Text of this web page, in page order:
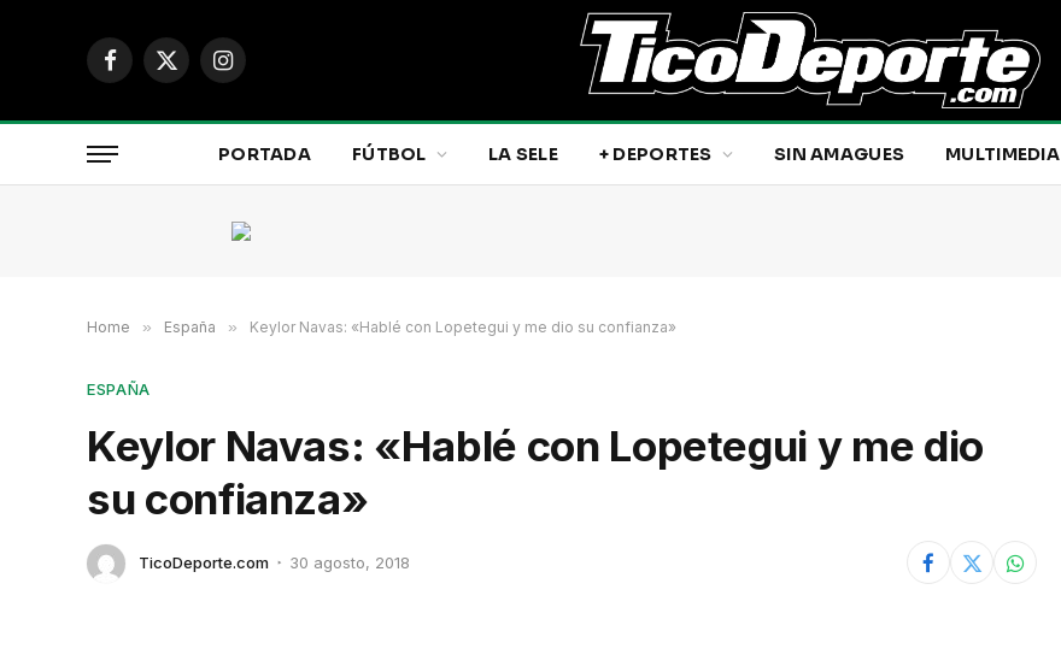
Facebook
X
Instagram
PORTADA FÚTBOL LA SELE + DEPORTES SIN AMAGUES MULTIMEDIA
Home » España » Keylor Navas: «Hablé con Lopetegui y me dio su confianza»
ESPAÑA
Keylor Navas: «Hablé con Lopetegui y me dio
su confianza»
TicoDeporte.com 30 agosto, 2018